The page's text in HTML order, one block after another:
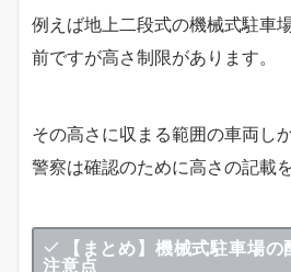
例えば地上二段式の機械式駐車
前ですが高さ制限があります。
その高さに収まる範囲の車両し
警察は確認のために高さの記載
【まとめ】機械式駐車場
注意点